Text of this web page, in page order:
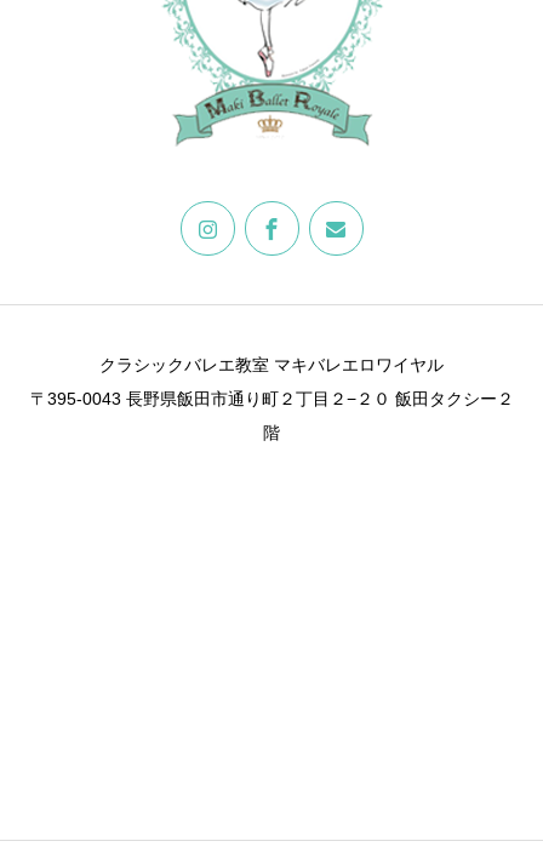
クラシックバレエ教室 マキバレエロワイヤル
〒395-0043 長野県飯田市通り町２丁目２−２０ 飯田タクシー２
階